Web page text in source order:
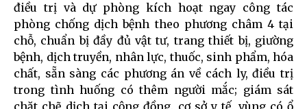
điều trị và dự phòng kích hoạt ngay công tác
phòng chống dịch bệnh theo phương châm 4 tại
chỗ, chuẩn bị đầy đủ vật tư, trang thiết bị, giường
bệnh, dịch truyền, nhân lực, thuốc, sinh phẩm, hóa
chất, sẵn sàng các phương án về cách ly, điều trị
trong tình huống có thêm người mắc; giám sát